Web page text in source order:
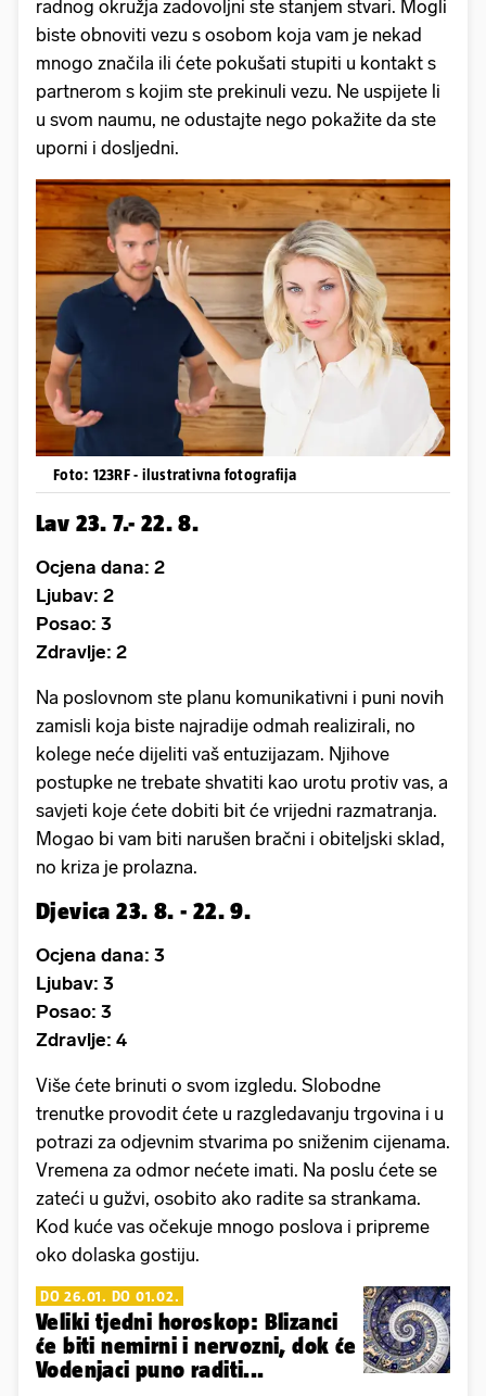
radnog okružja zadovoljni ste stanjem stvari. Mogli
biste obnoviti vezu s osobom koja vam je nekad
mnogo značila ili ćete pokušati stupiti u kontakt s
partnerom s kojim ste prekinuli vezu. Ne uspijete li
u svom naumu, ne odustajte nego pokažite da ste
uporni i dosljedni.
Foto: 123RF - ilustrativna fotografija
Lav 23. 7.- 22. 8.
Ocjena dana: 2
Ljubav: 2
Posao: 3
Zdravlje: 2
Na poslovnom ste planu komunikativni i puni novih
zamisli koja biste najradije odmah realizirali, no
kolege neće dijeliti vaš entuzijazam. Njihove
postupke ne trebate shvatiti kao urotu protiv vas, a
savjeti koje ćete dobiti bit će vrijedni razmatranja.
Mogao bi vam biti narušen bračni i obiteljski sklad,
no kriza je prolazna.
Djevica 23. 8. - 22. 9.
Ocjena dana: 3
Ljubav: 3
Posao: 3
Zdravlje: 4
Više ćete brinuti o svom izgledu. Slobodne
trenutke provodit ćete u razgledavanju trgovina i u
potrazi za odjevnim stvarima po sniženim cijenama.
Vremena za odmor nećete imati. Na poslu ćete se
zateći u gužvi, osobito ako radite sa strankama.
Kod kuće vas očekuje mnogo poslova i pripreme
oko dolaska gostiju.
DO 26.01. DO 01.02.
Veliki tjedni horoskop: Blizanci
će biti nemirni i nervozni, dok će
Vodenjaci puno raditi...